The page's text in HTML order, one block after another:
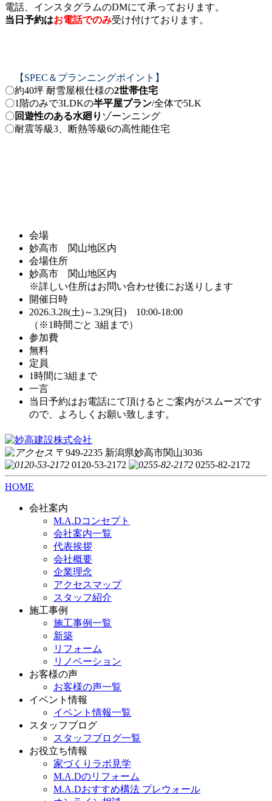
電話、インスタグラムのDMにて承っております。
当日予約はお電話でのみ受け付けております。
【SPEC＆プランニングポイント】
〇約40坪 耐雪屋根仕様の2世帯住宅
〇1階のみで3LDKの半平屋プラン/全体で5LK
〇 回遊性のある水廻り ゾーンニング
〇耐震等級3、断熱等級6の高性能住宅
会場
妙高市 関山地区内
会場住所
妙高市 関山地区内
※詳しい住所はお問い合わせ後にお送りします
開催日時
2026.3.28(土)～3.29(日) 10:00-18:00
（※1時間ごと 3組まで）
参加費
無料
定員
1時間に3組まで
一言
当日予約はお電話にて頂けるとご案内がスムーズです
ので、よろしくお願い致します。
〒949-2235 新潟県妙高市関山3036
0120-53-2172
0255-82-2172
HOME
会社案内
M.A.Dコンセプト
会社案内一覧
代表挨拶
会社概要
企業理念
アクセスマップ
スタッフ紹介
施工事例
施工事例一覧
新築
リフォーム
リノベーション
お客様の声
お客様の声一覧
イベント情報
イベント情報一覧
スタッフブログ
スタッフブログ一覧
お役立ち情報
家づくりラボ見学
M.A.Dのリフォーム
M.A.Dおすすめ構法 プレウォール